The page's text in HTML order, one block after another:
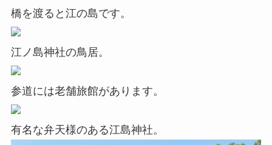
橋を渡ると江の島です。
江ノ島神社の鳥居。
参道には老舗旅館があります。
有名な弁天様のある江島神社。